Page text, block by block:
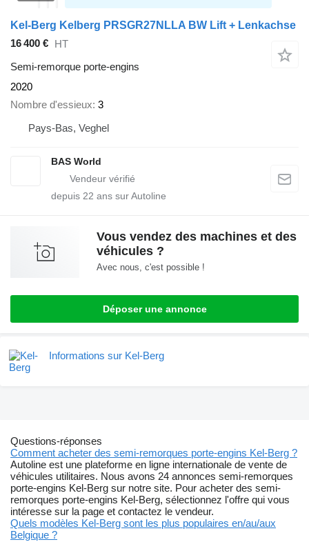
Kel-Berg Kelberg PRSGR27NLLA BW Lift + Lenkachse
16 400 € HT
Semi-remorque porte-engins
2020
Nombre d'essieux 3
Pays-Bas, Veghel
BAS World
depuis 22 ans sur Autoline
Vous vendez des machines et des
véhicules ?
Avec nous, c'est possible !
Déposer une annonce
Informations sur Kel-Berg
Questions-réponses
Comment acheter des semi-remorques porte-engins Kel-Berg ?
Autoline est une plateforme en ligne internationale de vente de
véhicules utilitaires. Nous avons 24 annonces semi-remorques
porte-engins Kel-Berg sur notre site. Pour acheter des semi-
remorques porte-engins Kel-Berg, sélectionnez l'offre qui vous
intéresse sur la page et contactez le vendeur.
Quels modèles Kel-Berg sont les plus populaires en/au/aux
Belgique ?